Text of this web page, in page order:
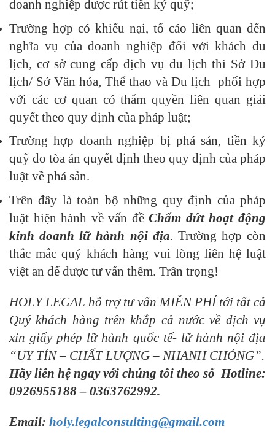
doanh nghiệp được rút tiền ký quỹ;
Trường hợp có khiếu nại, tố cáo liên quan đến
nghĩa vụ của doanh nghiệp đối với khách du
lịch, cơ sở cung cấp dịch vụ du lịch thì Sở Du
lịch/ Sở Văn hóa, Thể thao và Du lịch phối hợp
với các cơ quan có thẩm quyền liên quan giải
quyết theo quy định của pháp luật;
Trường hợp doanh nghiệp bị phá sản, tiền ký
quỹ do tòa án quyết định theo quy định của pháp
luật về phá sản.
Trên đây là toàn bộ những quy định của pháp
luật hiện hành về vấn đềChấm dứt hoạt động
kinh doanh lữ hành nội địa. Trường hợp còn
thắc mắc quý khách hàng vui lòng liên hệ luật
việt an để được tư vấn thêm. Trân trọng!
HOLY LEGAL hỗ trợ tư vấn MIỄN PHÍ tới tất cả
Quý khách hàng trên khắp cả nước về dịch vụ
xin giấy phép lữ hành quốc tế- lữ hành nội địa
“UY TÍN – CHẤT LƯỢNG – NHANH CHÓNG”.
Hãy liên hệ ngay với chúng tôi theo số Hotline:
0926955188– 0363762992.
Email: holy.legalconsulting@gmail.com